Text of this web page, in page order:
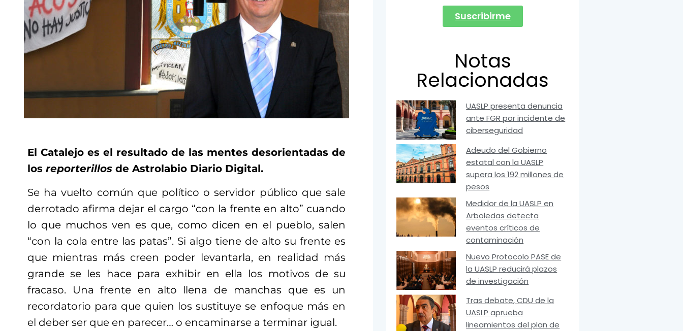
El Catalejo es el resultado de las mentes desorientadas de
los reporterillos de Astrolabio Diario Digital.
Se ha vuelto común que político o servidor público que sale
derrotado afirma dejar el cargo “con la frente en alto” cuando
lo que muchos ven es que, como dicen en el pueblo, salen
“con la cola entre las patas”. Si algo tiene de alto su frente es
que mientras más creen poder levantarla, en realidad más
grande se les hace para exhibir en ella los motivos de su
fracaso. Una frente en alto llena de manchas que es un
recordatorio para que quien los sustituye se enfoque más en
el deber ser que en parecer… o encaminarse a terminar igual.
Suscribirme
Notas
Relacionadas
UASLP presenta denuncia
ante FGR por incidente de
ciberseguridad
Adeudo del Gobierno
estatal con la UASLP
supera los 192 millones de
pesos
Medidor de la UASLP en
Arboledas detecta
eventos críticos de
contaminación
Nuevo Protocolo PASE de
la UASLP reducirá plazos
de investigación
Tras debate, CDU de la
UASLP aprueba
lineamientos del plan de